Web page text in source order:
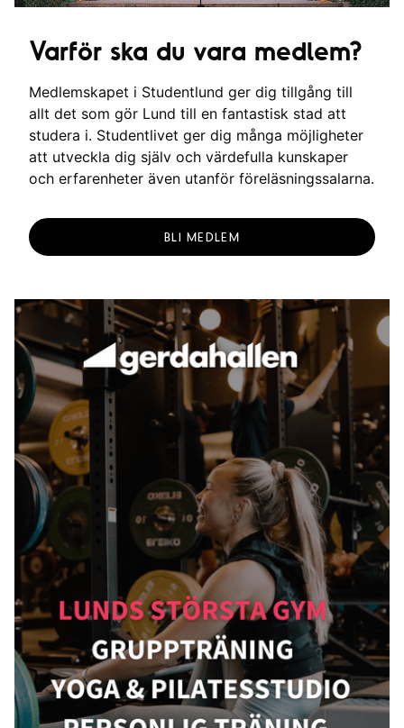
Varför ska du vara medlem?
Medlemskapet i Studentlund ger dig tillgång till
allt det som gör Lund till en fantastisk stad att
studera i. Studentlivet ger dig många möjligheter
att utveckla dig själv och värdefulla kunskaper
och erfarenheter även utanför föreläsningssalarna.
BLI MEDLEM